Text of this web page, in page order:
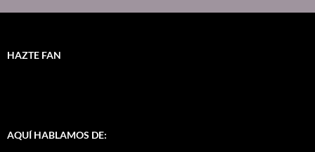
HAZTE FAN
AQUÍ HABLAMOS DE: